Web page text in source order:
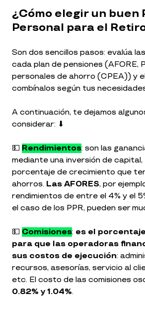
¿Cómo elegir un buen
Personal para el
Son dos sencillos pasos: evalúa
cada plan de pensiones (AFORE,
personales de ahorro (CPEA)) y
combínalos según tus
A continuación, te dejamos
considerar: ⬇
💵 Rendimientos: son las
mediante una inversión de capital,
porcentaje de crecimiento que
ahorros. Las AFORES, por
rendimientos de entre el 4% y el
el caso de los PPR, pueden ser
💵 Comisiones: es el
para que las operadoras
sus costos de ejecución:
recursos, asesorías, servicio al
etc. El costo de las comisiones
0.82% y 1.04%.